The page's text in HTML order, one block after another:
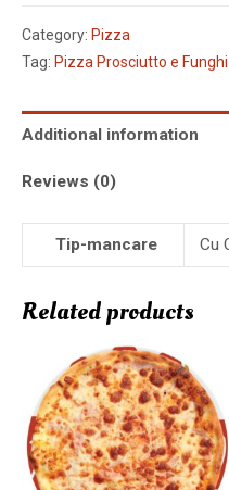
Category: Pizza
Tag: Pizza Prosciutto e Funghi
Additional information
Reviews (0)
Tip-mancare Cu
Related products